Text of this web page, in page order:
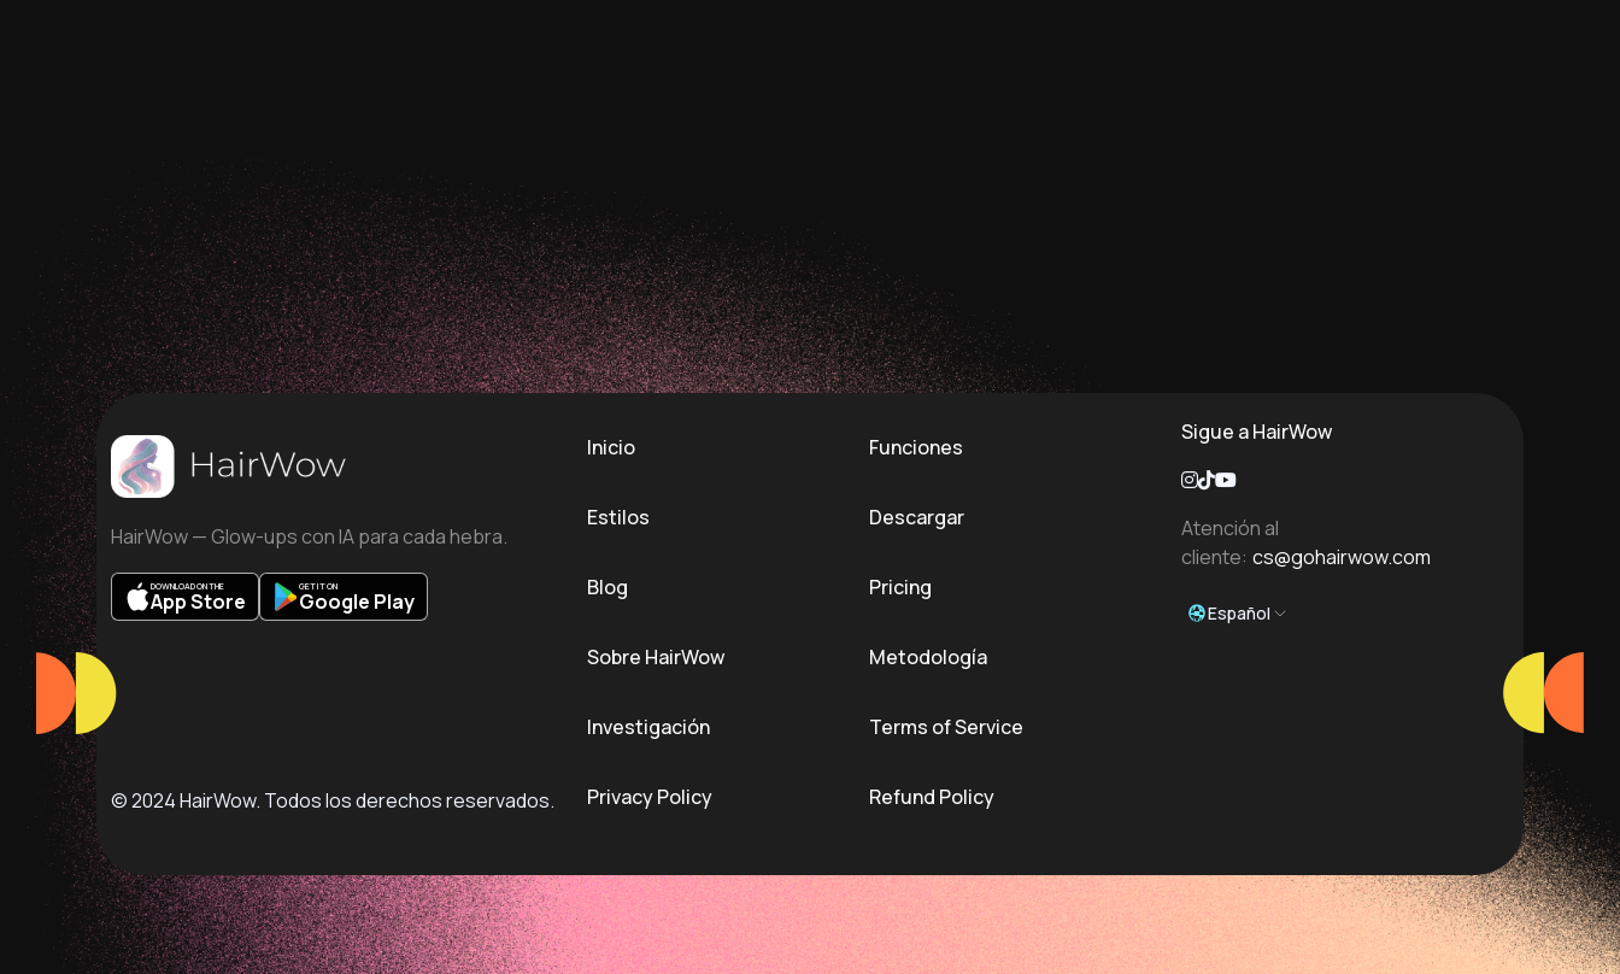
HairWow — Glow-ups con IA para cada hebra.
DOWNLOAD ON THE
App Store
GET IT ON
Google Play
Inicio Funciones
Estilos Descargar
Blog Pricing
Sobre HairWow Metodología
Investigación Terms of Service
Privacy Policy Refund Policy
Sigue a HairWow
Atención al
cliente: cs@gohairwow.com
Español
© 2024 HairWow. Todos los derechos reservados.